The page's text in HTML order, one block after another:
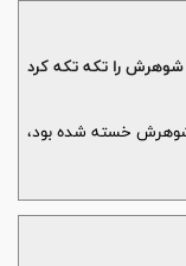
شوهرش را تکه تکه کرد
شوهرش خسته شده بود،